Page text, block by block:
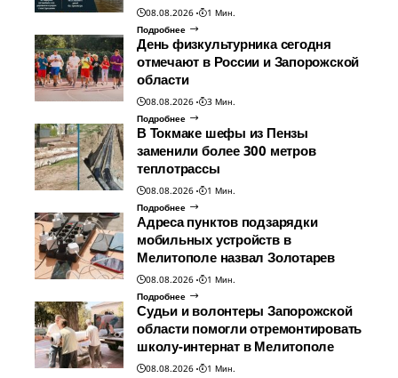
08.08.2026
1 Мин.
Подробнее
День физкультурника сегодня
отмечают в России и Запорожской
области
08.08.2026
3 Мин.
Подробнее
В Токмаке шефы из Пензы
заменили более 300 метров
теплотрассы
08.08.2026
1 Мин.
Подробнее
Адреса пунктов подзарядки
мобильных устройств в
Мелитополе назвал Золотарев
08.08.2026
1 Мин.
Подробнее
Судьи и волонтеры Запорожской
области помогли отремонтировать
школу-интернат в Мелитополе
08.08.2026
1 Мин.